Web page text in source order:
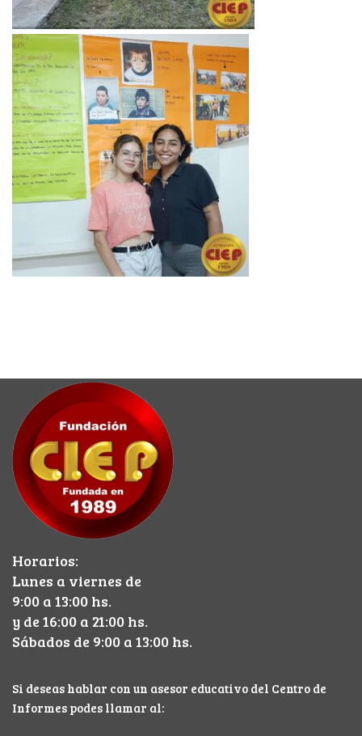
Horarios:
Lunes a viernes de
9:00 a 13:00 hs.
y de 16:00 a 21:00 hs.
Sábados de 9:00 a 13:00 hs.
Si deseas hablar con un asesor educativo del Centro de
Informes podes llamar al: